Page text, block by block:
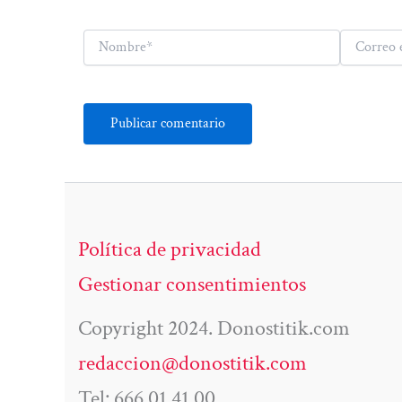
Nombre*
Correo
electrónico*
Política de privacidad
Gestionar consentimientos
Copyright 2024. Donostitik.com
redaccion@donostitik.com